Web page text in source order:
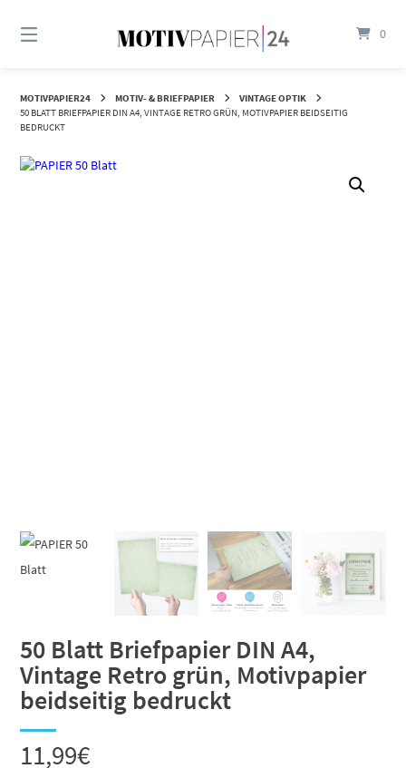
zum
0
MOTIVPAPIER24 MOTIV- & BRIEFPAPIER
VINTAGE OPTIK
50 BLATT BRIEFPAPIER DIN A4, VINTAGE RETRO GRÜN, MOTIVPAPIER BEIDSEITIG
BEDRUCKT
50 Blatt Briefpapier DIN A4,
Vintage Retro grün, Motivpapier
beidseitig bedruckt
11,99€